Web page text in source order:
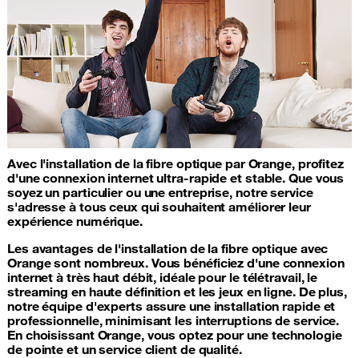
Avec l'installation de la fibre optique par Orange, profitez
d'une connexion internet ultra-rapide et stable. Que vous
soyez un particulier ou une entreprise, notre service
s'adresse à tous ceux qui souhaitent améliorer leur
expérience numérique.
Les avantages de l'installation de la fibre optique avec
Orange sont nombreux. Vous bénéficiez d'une connexion
internet à très haut débit, idéale pour le télétravail, le
streaming en haute définition et les jeux en ligne. De plus,
notre équipe d'experts assure une installation rapide et
professionnelle, minimisant les interruptions de service.
En choisissant Orange, vous optez pour une technologie
de pointe et un service client de qualité.